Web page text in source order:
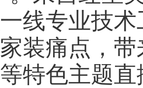
线专业技
装痛点，
特色主题